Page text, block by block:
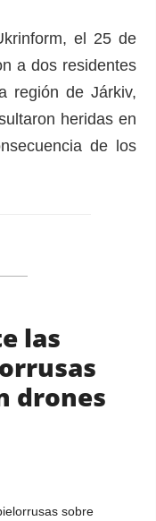
el 25 de
a dos residentes
región de Járkiv,
heridas en
de los
las
drones